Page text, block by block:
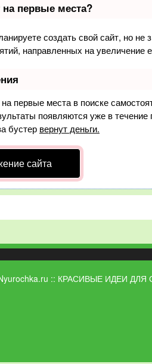
на первые места?
создать свой сайт, но не
направленных на увеличение
первые места в поиске
появляются уже в
бустер вернут деньги.
сайта
:: КРАСИВЫЕ ИДЕИ ДЛЯ